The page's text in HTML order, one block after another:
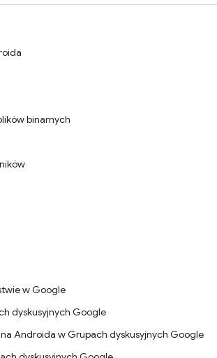
binarnych
w Google
dyskusyjnych Google
Androida w Grupach dyskusyjnych Google